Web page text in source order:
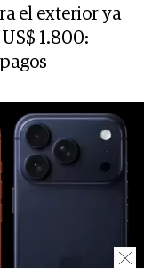
el exterior ya
1.800: